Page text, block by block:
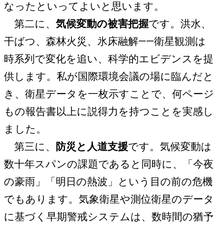
なったといってよいと思います。
第二に、 気候変動の被害把握です。洪水、
干ばつ、森林火災、氷床融解――衛星観測は
時系列で変化を追い、科学的エビデンスを提
供します。私が国際環境会議の場に臨んだと
き、衛星データを一枚示すことで、何ページ
もの報告書以上に説得力を持つことを実感し
ました。
第三に、
防災と人道支援です。気候変動は
数十年スパンの課題であると同時に、「今夜
の豪雨」「明日の熱波」という目の前の危機
でもあります。気象衛星や測位衛星のデータ
に基づく早期警戒システムは、数時間の猶予